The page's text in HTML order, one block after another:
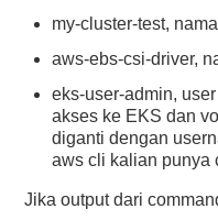
my-cluster-test,
aws-ebs-csi-driver,
eks-user-admin,
akses ke EKS dan
diganti dengan
aws cli kalian punya
Jika output dari